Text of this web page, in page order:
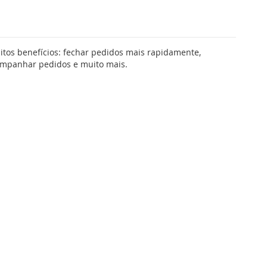
benefícios: fechar pedidos mais rapidamente,
pedidos e muito mais.